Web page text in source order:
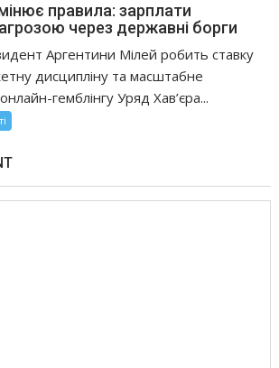
правила: зарплати
через державні борги
Аргентини Мілей робить ставку
дисципліну та масштабне
гемблінгу Уряд Хав’єра...